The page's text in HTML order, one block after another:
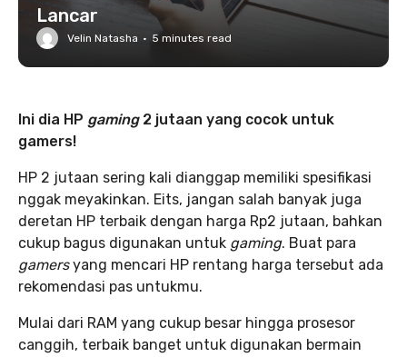
Lancar
Velin Natasha · 5 minutes read
Ini dia HP gaming 2 jutaan yang cocok untuk
gamers!
HP 2 jutaan sering kali dianggap memiliki spesifikasi
nggak meyakinkan. Eits, jangan salah banyak juga
deretan HP terbaik dengan harga Rp2 jutaan, bahkan
cukup bagus digunakan untuk gaming. Buat para
gamersyang mencari HP rentang harga tersebut ada
rekomendasi pas untukmu.
Mulai dari RAM yang cukup besar hingga prosesor
canggih, terbaik banget untuk digunakan bermain